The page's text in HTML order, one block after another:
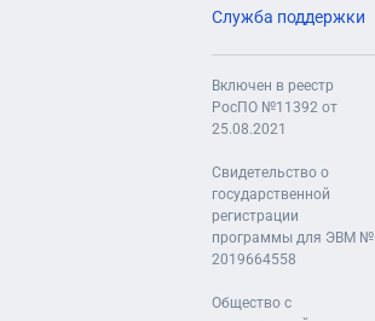
Служба поддержки
Включен в реестр
РосПО №11392 от
25.08.2021
Свидетельство о
государственной
регистрации
программы для ЭВМ №
2019664558
Общество с